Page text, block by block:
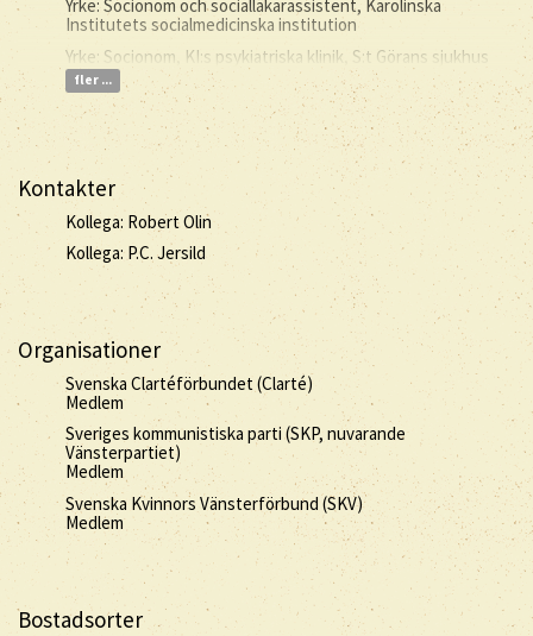
Yrke: Socionom och socialläkarassistent, Karolinska
Institutets socialmedicinska institution
Yrke: Socionom, KI:s psykiatriska klinik, S:t Görans sjukhus
fler ...
Kontakter
Kollega: Robert Olin
Kollega: P.C. Jersild
Organisationer
Svenska Clartéförbundet (Clarté)
Medlem
Sveriges kommunistiska parti (SKP, nuvarande
Vänsterpartiet)
Medlem
Svenska Kvinnors Vänsterförbund (SKV)
Medlem
Bostadsorter